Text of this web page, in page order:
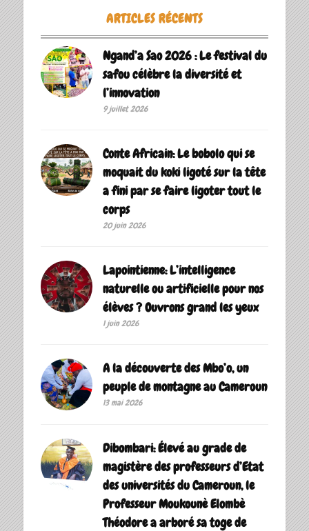
ARTICLES RÉCENTS
Ngand’a Sao 2026 : Le festival du
safou célèbre la diversité et
l’innovation
9 juillet 2026
Conte Africain: Le bobolo qui se
moquait du koki ligoté sur la tête
a fini par se faire ligoter tout le
corps
20 juin 2026
Lapointienne: L’intelligence
naturelle ou artificielle pour nos
élèves ? Ouvrons grand les yeux
1 juin 2026
A la découverte des Mbo’o, un
peuple de montagne au Cameroun
13 mai 2026
Dibombari: Élevé au grade de
magistère des professeurs d’Etat
des universités du Cameroun, le
Professeur Moukounè Elombè
Théodore a arboré sa toge de